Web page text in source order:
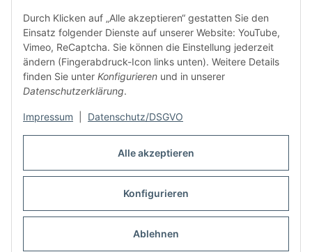
Alle akzeptieren
Konfigurieren
Ablehnen
Durch Klicken auf „Alle akzeptieren“ gestatten Sie den
Einsatz folgender Dienste auf unserer Website: YouTube,
Vimeo, ReCaptcha. Sie können die Einstellung jederzeit
ändern (Fingerabdruck-Icon links unten). Weitere Details
finden Sie unter Konfigurieren und in unserer
Datenschutzerklärung.
Impressum Datenschutz/DSGVO
Informationen
Rechtliches
Vertrag widerrufen
* Alle Preise inkl. gesetzlicher USt., zzgl.Versand